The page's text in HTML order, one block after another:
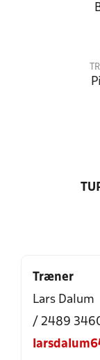
Træner
Lars Dalum
/ 2489